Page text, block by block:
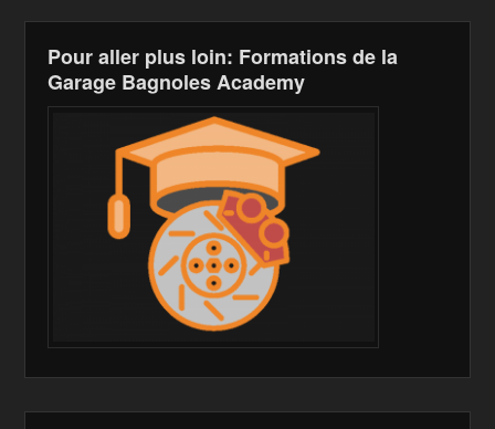
Pour aller plus loin: Formations de la
Garage Bagnoles Academy